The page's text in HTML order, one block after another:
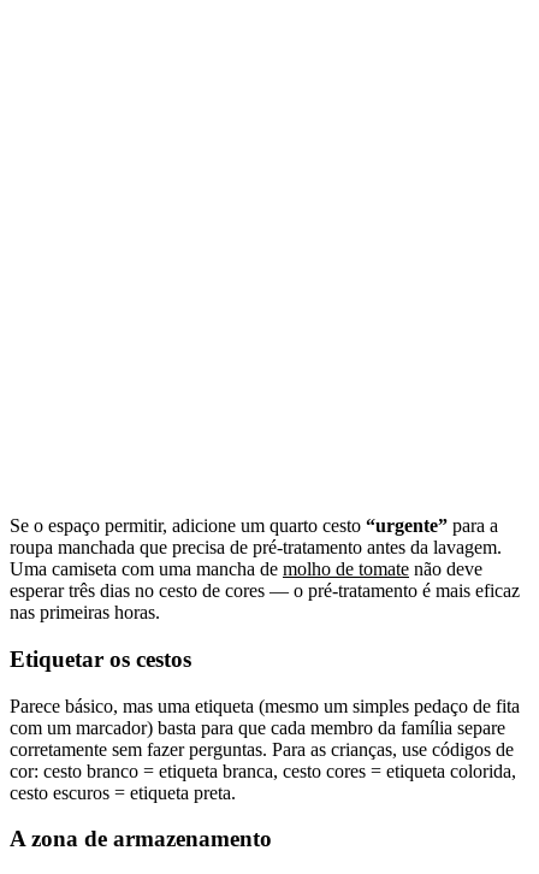
Se o espaço permitir, adicione um quarto cesto “urgente” para a
roupa manchada que precisa de pré-tratamento antes da lavagem.
Uma camiseta com uma mancha de molho de tomate não deve
esperar três dias no cesto de cores — o pré-tratamento é mais eficaz
nas primeiras horas.
Etiquetar os cestos
Parece básico, mas uma etiqueta (mesmo um simples pedaço de fita
com um marcador) basta para que cada membro da família separe
corretamente sem fazer perguntas. Para as crianças, use códigos de
cor: cesto branco = etiqueta branca, cesto cores = etiqueta colorida,
cesto escuros = etiqueta preta.
A zona de armazenamento